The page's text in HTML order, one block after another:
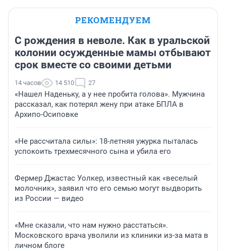
РЕКОМЕНДУЕМ
С рождения в неволе. Как в уральской
колонии осужденные мамы отбывают
срок вместе со своими детьми
14 часов 14 510 27
«Нашел Наденьку, а у нее пробита голова». Мужчина
рассказал, как потерял жену при атаке БПЛА в
Архипо-Осиповке
«Не рассчитала силы»: 18-летняя ужурка пыталась
успокоить трехмесячного сына и убила его
Фермер Джастас Уолкер, известный как «веселый
молочник», заявил что его семью могут выдворить
из России — видео
«Мне сказали, что нам нужно расстаться».
Московского врача уволили из клиники из-за мата в
личном блоге